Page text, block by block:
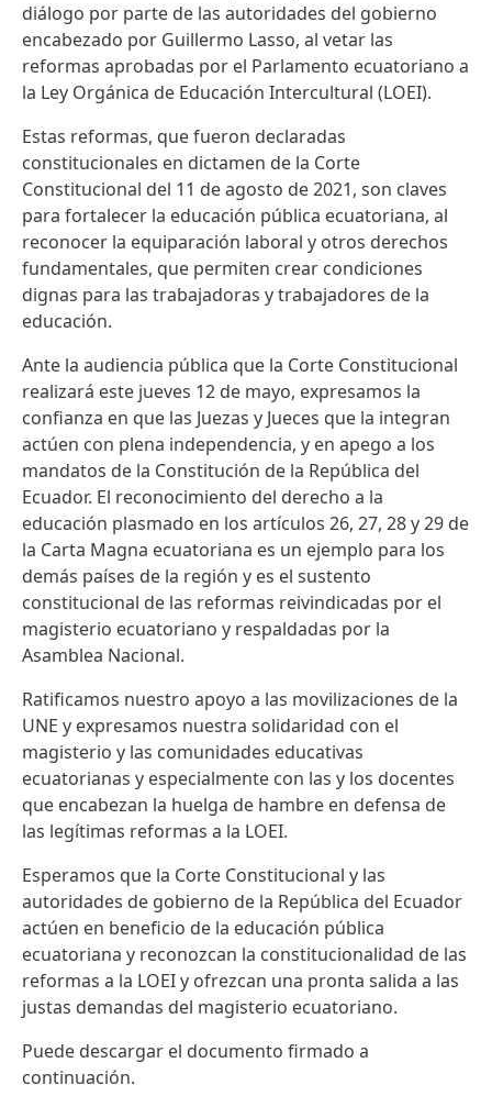
diálogo por parte de las autoridades del gobierno
encabezado por Guillermo Lasso, al vetar las
reformas aprobadas por el Parlamento ecuatoriano a
la Ley Orgánica de Educación Intercultural (LOEI).
Estas reformas, que fueron declaradas
constitucionales en dictamen de la Corte
Constitucional del 11 de agosto de 2021, son claves
para fortalecer la educación pública ecuatoriana, al
reconocer la equiparación laboral y otros derechos
fundamentales, que permiten crear condiciones
dignas para las trabajadoras y trabajadores de la
educación.
Ante la audiencia pública que la Corte Constitucional
realizará este jueves 12 de mayo, expresamos la
confianza en que las Juezas y Jueces que la integran
actúen con plena independencia, y en apego a los
mandatos de la Constitución de la República del
Ecuador. El reconocimiento del derecho a la
educación plasmado en los artículos 26, 27, 28 y 29 de
la Carta Magna ecuatoriana es un ejemplo para los
demás países de la región y es el sustento
constitucional de las reformas reivindicadas por el
magisterio ecuatoriano y respaldadas por la
Asamblea Nacional.
Ratificamos nuestro apoyo a las movilizaciones de la
UNE y expresamos nuestra solidaridad con el
magisterio y las comunidades educativas
ecuatorianas y especialmente con las y los docentes
que encabezan la huelga de hambre en defensa de
las legítimas reformas a la LOEI.
Esperamos que la Corte Constitucional y las
autoridades de gobierno de la República del Ecuador
actúen en beneficio de la educación pública
ecuatoriana y reconozcan la constitucionalidad de las
reformas a la LOEI y ofrezcan una pronta salida a las
justas demandas del magisterio ecuatoriano.
Puede descargar el documento firmado a
continuación.